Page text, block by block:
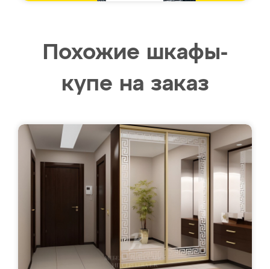
Похожие шкафы-
купе на заказ